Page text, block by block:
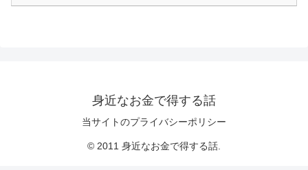
身近なお金で得する話
当サイトのプライバシーポリシー
© 2011 身近なお金で得する話.